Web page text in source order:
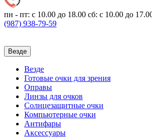
пн - пт: с 10.00 до 18.00 сб: с 10.00 до
(987) 938-79-59
Везде
Везде
Готовые очки для зрения
Оправы
Линзы для очков
Солнцезащитные очки
Компьютерные очки
Антифары
Аксессуары